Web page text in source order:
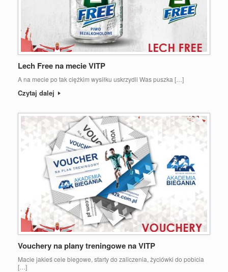
Lech Free na mecie VITP
A na mecie po tak ciężkim wysiłku uskrzydli Was puszka […]
Czytaj dalej
Vouchery na plany treningowe na VITP
Macie jakieś cele biegowe, starty do zaliczenia, życiówki do pobicia
[…]